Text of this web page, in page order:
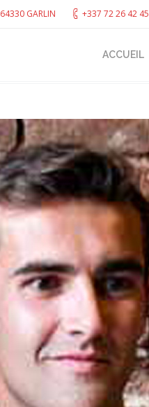
64330 GARLIN +337 72 26 42 45
ACCUEIL